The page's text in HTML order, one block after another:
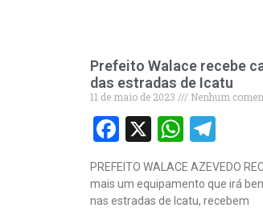
Prefeito Walace recebe
das estradas de Icatu
11 de maio de 2023 Nenhum
Facebook
X
PREFEITO WALACE AZEVEDO
mais um equipamento que irá
nas estradas de Icatu, recebem